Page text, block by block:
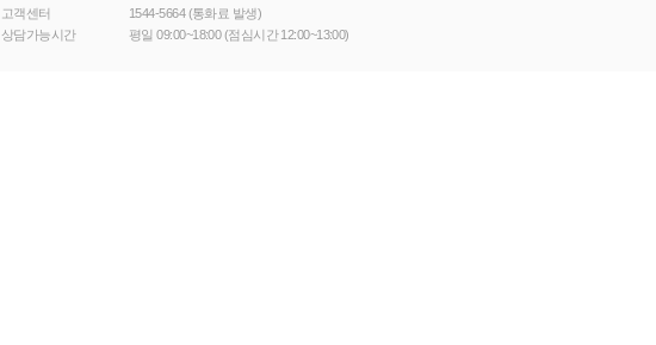
고객센터
1544-5664(통화료 발생)
상담가능시간
평일 09:00~18:00 (점심시간 12:00~13:00)